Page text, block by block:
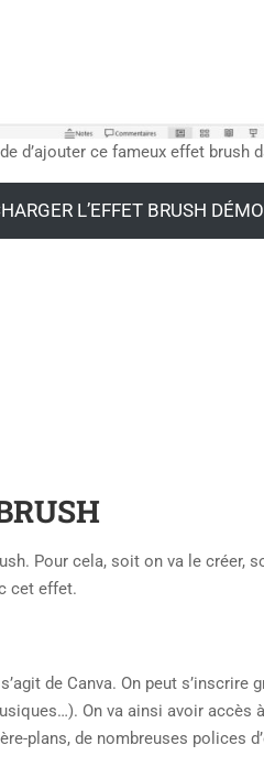
d’ajouter ce fameux effet brush
L’EFFET BRUSH DÉMO
Pour cela, soit on va le créer,
cet effet.
de Canva. On peut s’inscrire
On va ainsi avoir accès
plans, de nombreuses polices